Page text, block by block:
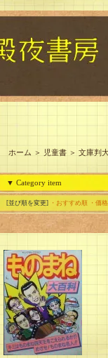
ホーム ＞ 児童書 ＞ 文庫判
▼ Category item
[並び順を変更] ・おすすめ順 ・価